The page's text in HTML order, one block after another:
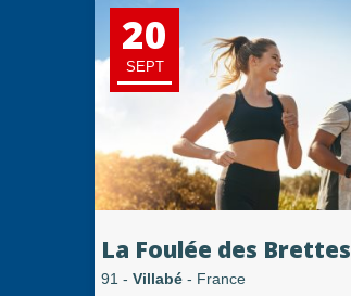
20
SEPT
La Foulée des Brettes
91 - Villabé - France